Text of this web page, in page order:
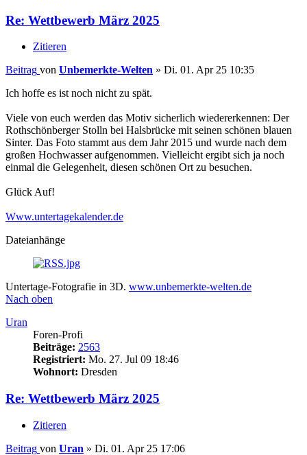
Re: Wettbewerb März 2025
Zitieren
Beitrag von Unbemerkte-Welten » Di. 01. Apr 25 10:35
Ich hoffe es ist noch nicht zu spät.
Viele von euch werden das Motiv sicherlich wiedererkennen: Der
Rothschönberger Stolln bei Halsbrücke mit seinen schönen blauen
Sinter. Das Foto stammt aus dem Jahr 2015 und wurde nach dem
großen Hochwasser aufgenommen. Vielleicht ergibt sich ja noch
einmal die Gelegenheit, diesen schönen Ort zu besuchen.
Glück Auf!
Www.untertagekalender.de
Dateianhänge
Untertage-Fotografie in 3D. www.unbemerkte-welten.de
Nach oben
Uran
Foren-Profi
Beiträge: 2563
Registriert: Mo. 27. Jul 09 18:46
Wohnort: Dresden
Re: Wettbewerb März 2025
Zitieren
Beitrag von Uran » Di. 01. Apr 25 17:06